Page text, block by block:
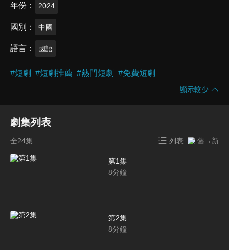
年份 2024
國別 中國
語言 國語
#短劇 #短劇推薦 #熱門短劇 #免費短劇
顯示較少
劇集列表
全24集 列表 舊→新
第1集
8分鐘
第2集
8分鐘